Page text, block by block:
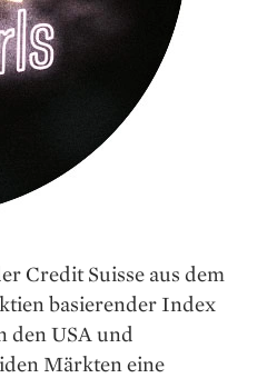
Credit Suisse aus dem
basierender Index
den USA und
Märkten eine